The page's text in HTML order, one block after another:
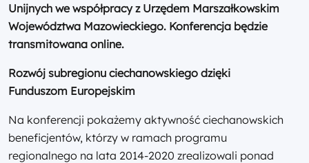
Unijnych we współpracy z Urzędem Marszałkowskim
Województwa Mazowieckiego. Konferencja będzie
transmitowana online.
Rozwój subregionu ciechanowskiego dzięki
Funduszom Europejskim
Na konferencji pokażemy aktywność ciechanowskich
beneficjentów, którzy w ramach programu
regionalnego na lata 2014-2020 zrealizowali ponad